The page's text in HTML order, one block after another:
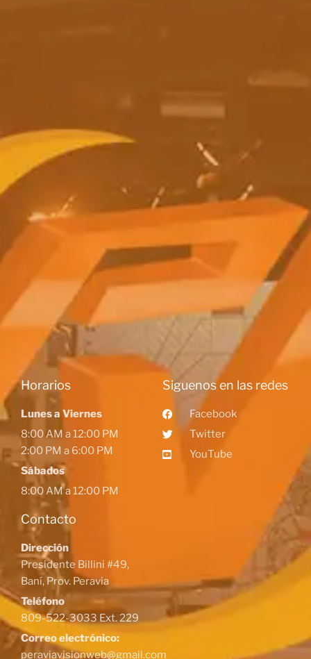
Horarios
Lunes a Viernes
8:00 AM a 12:00 PM
2:00 PM a 6:00 PM
Sábados
8:00 AM a 12:00 PM
Contacto
Dirección
Presidente Billini #49,
Baní, Prov. Peravia
Teléfono
809-522-3033 Ext. 229
Correo electrónico:
peraviavisionweb@gmail.com
Siguenos en las redes
Facebook
Twitter
YouTube